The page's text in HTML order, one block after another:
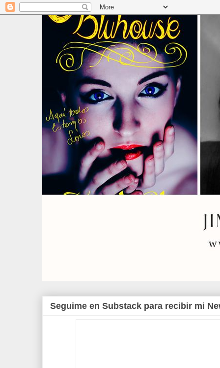
Seguime en Substack para recibir mi